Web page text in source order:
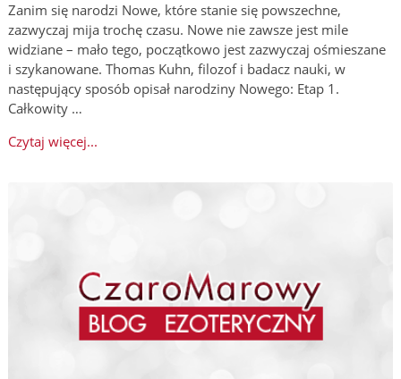
Zanim się narodzi Nowe, które stanie się powszechne,
zazwyczaj mija trochę czasu. Nowe nie zawsze jest mile
widziane – mało tego, początkowo jest zazwyczaj ośmieszane
i szykanowane. Thomas Kuhn, filozof i badacz nauki, w
następujący sposób opisał narodziny Nowego: Etap 1.
Całkowity …
Czytaj więcej...